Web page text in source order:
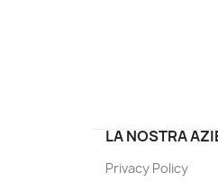
LA NOSTRA
Privacy Policy